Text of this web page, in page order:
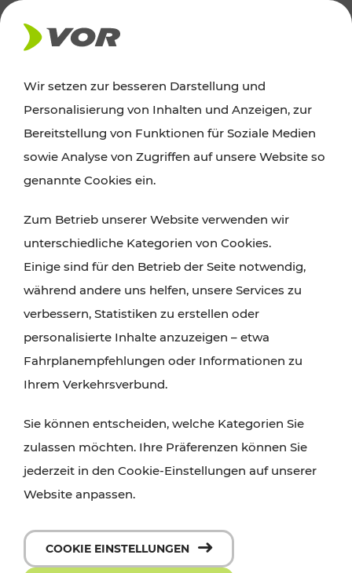
AKTUELLES
News
Alle wichtigen Meldungen zu Fahrplanänderungen,
finden Sie hier im Überblick.
Wir setzen zur besseren Darstellung und
Personalisierung von Inhalten und Anzeigen, zur
Bereitstellung von Funktionen für Soziale Medien
sowie Analyse von Zugriffen auf unsere Website so
genannte Cookies ein.
Zum Betrieb unserer Website verwenden wir
unterschiedliche Kategorien von Cookies.
Einige sind für den Betrieb der Seite notwendig,
während andere uns helfen, unsere Services zu
verbessern, Statistiken zu erstellen oder
personalisierte Inhalte anzuzeigen – etwa
Fahrplanempfehlungen oder Informationen zu
Ihrem Verkehrsverbund.
Sie können entscheiden, welche Kategorien Sie
zulassen möchten. Ihre Präferenzen können Sie
jederzeit in den Cookie-Einstellungen auf unserer
Website anpassen.
COOKIE EINSTELLUNGEN